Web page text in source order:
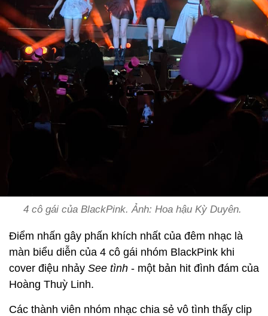
4 cô gái của BlackPink. Ảnh: Hoa hậu Kỳ Duyên.
Điểm nhấn gây phấn khích nhất của đêm nhạc là
màn biểu diễn của 4 cô gái nhóm BlackPink khi
cover điệu nhảy See tình - một bản hit đình đám của
Hoàng Thuỳ Linh.
Các thành viên nhóm nhạc chia sẻ vô tình thấy clip